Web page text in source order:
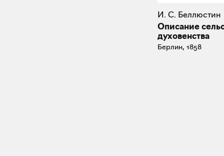
И. С. Беллюстин
Описание
духовенства
Берлин, 1858